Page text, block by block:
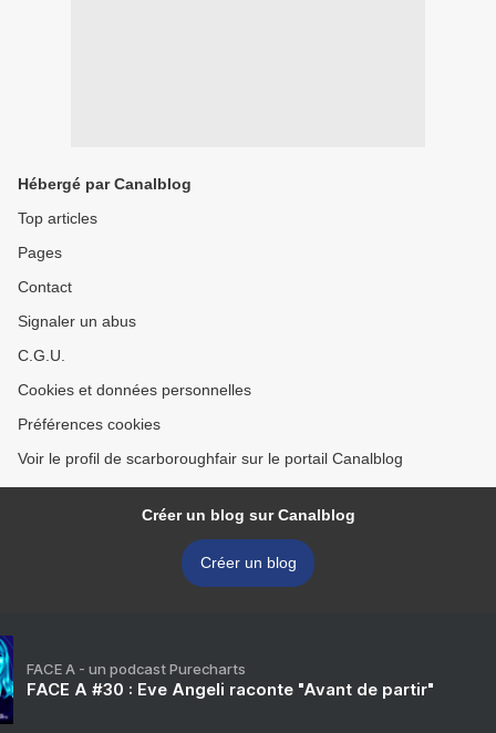
Hébergé par Canalblog
Top articles
Pages
Contact
Signaler un abus
C.G.U.
Cookies et données personnelles
Préférences cookies
Voir le profil de scarboroughfair sur le portail Canalblog
Créer un blog sur Canalblog
Créer un blog
FACE A - un podcast Purecharts
FACE A #30 : Eve Angeli raconte "Avant de partir"